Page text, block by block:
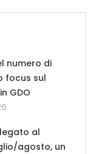
numero di
focus sul
GDO
al
agosto, un